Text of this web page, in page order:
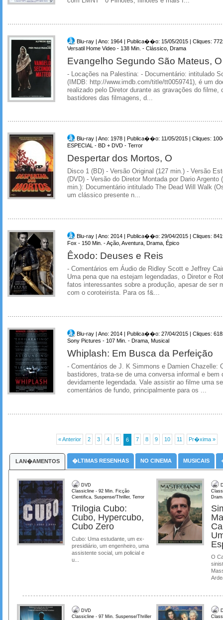
Blu-ray | Ano: 1964 | Publica��o: 15/05/2015 | Cliques:
Versatil Home Video - 138 Min. - Clássico, Drama
Evangelho Segundo São Mateus, O
- Locações na Palestina: - Documentário: intitulado
(IMDB: http://www.imdb.com/title/tt0059741), é um
realizado pelo Diretor durante as gravações do filme,
bastidores das filmagens, d...
Blu-ray | Ano: 1978 | Publica��o: 11/05/2015 | Cliques:
ESPECIAL - BD + DVD - Terror
Despertar dos Mortos, O
Disco 1 (BD) - Versão Original (127 min.) - Versão
(DVD) - Versão do Diretor Montada por Dario Argento
min.): Documentário intitulado The Dead Will Walk
um clássico presente n...
Blu-ray | Ano: 2014 | Publica��o: 29/04/2015 | Cliques:
Fox - 150 Min. - Ação, Aventura, Drama, Épico
Êxodo: Deuses e Reis
- Comentários em Áudio de Ridley Scott e Jeffrey
Uma pena que na estejam legendadas, o Diretor e
fatos interessantes sobre a produção, apesar de ser
com o coroteirista. Para os f&...
Blu-ray | Ano: 2014 | Publica��o: 27/04/2015 | Cliques:
Sony Pictures - 107 Min. - Drama, Musical
Whiplash: Em Busca da Perfeição
- Comentários de J. K Simmons e Damien Chazelle:
bastidores, trata-se de uma conversa informal e bem
devidamente legendada. Vale assistir ao filme uma
comentários de fundo, principalmente para os ...
« Anterior 2 3 4 5 6 7 8 9 10 11 Pr�xima »
LAN�AMENTOS �LTIMAS RESENHAS NO CINEMA MUSICAIS
DVD
Classicline - 92 Min. Ficção
Cientifica, Suspense/Thriller, Terror
Trilogia Cubo:
Cubo, Hypercubo,
Cubo Zero
Cubo: Uma estudante, um ex-
presidiário, um engenheiro, uma
assistente social, um policial e
u...
O
DVD
Classicline - 97 Min. Suspense/Thriller